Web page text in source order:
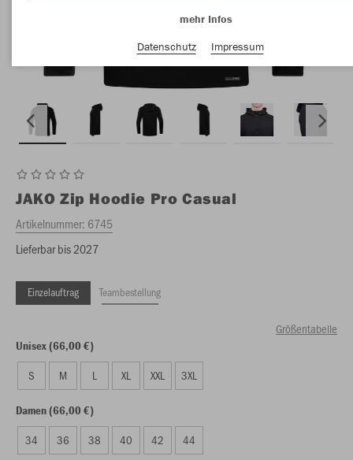
JAKO Zip Hoodie Pro Casual
Artikelnummer: 6745
Lieferbar bis 2027
Einzelauftrag Teambestellung
Größentabelle
Unisex (66,00 €)
S M L XL XXL 3XL
Damen (66,00 €)
34 36 38 40 42 44
mehr Infos
Datenschutz
Impressum